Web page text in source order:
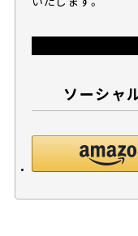
ソーシャ